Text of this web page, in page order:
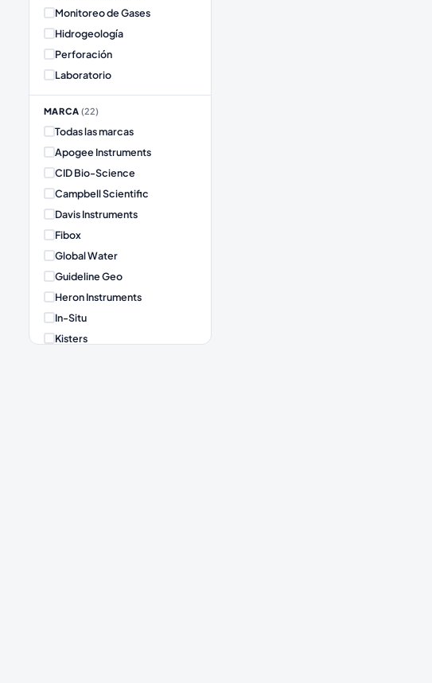
Monitoreo de Gases
Hidrogeología
Perforación
Laboratorio
MARCA(22)
Todas las marcas
Apogee Instruments
CID Bio-Science
Campbell Scientific
Davis Instruments
Fibox
Global Water
Guideline Geo
Heron Instruments
In-Situ
Kisters